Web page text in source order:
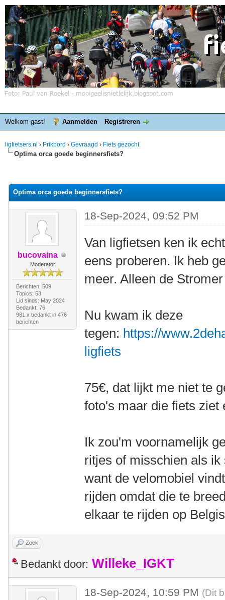
Welkom gast! Aanmelden Registreren
ligfietsers.nl › Prikbord › Gevraagd › Fiets gezocht
Optima orca goede beginnersfiets?
Optima orca goede beginnersfiets?
bucovaina
Moderator
Berichten: 509
Topics: 53
Lid sinds: May 2024
Bedankt: 76
981 x bedankt in 476
berichten
18-Sep-2024, 09:52 PM
Van ligfietsen ken ik
eens proberen. Ik heb
meer. Alleen de
Nu kwam ik deze
tegen: https://
ligfiets
75€, dat lijkt me niet te
foto's maar die fiets ziet
Ik zou'm voornamelijk
ritjes of misschien als
want de velomobiel
rijden omdat die te
elkaar te rijden op
Zoek
Bedankt door: Willeke_IGKT
18-Sep-2024, 10:59 PM (Dit